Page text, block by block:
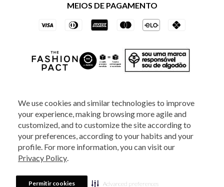
We use cookies and similar technologies to improve
your experience, making browsing more agile and
customized, and to customize the site according to
your preferences, according to your habits and your
profile. For more information, you can visit our
Privacy Policy.
Permitir cookies Advanced preferences
Trocas e Devoluções
Vai de Visa
Azul Fidelidade
MEIOS DE PAGAMENTO
2025 - Veste S.A Estilo. Todos os direitos reservados - A loja Estoque reserva-
se no direito de corrigir ou alterar informações como: preços, promoções e
880 5520.Horário de Atendimento:
Sábados das 8h às 14h, exceto feriados. Veste S.A Estilo. Rua Othão, 405, Vila